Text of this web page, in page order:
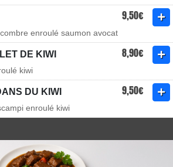
9,50€
enroulé saumon avocat
DE KIWI 8,90€
kiwi
DU KIWI 9,50€
enroulé kiwi